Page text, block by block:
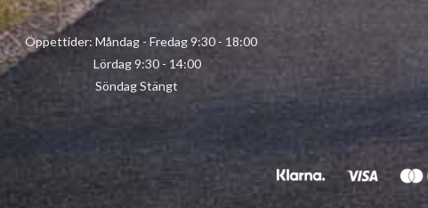
Måndag - Fredag 9:30 - 18:00
Lördag 9:30 - 14:00
Söndag Stängt